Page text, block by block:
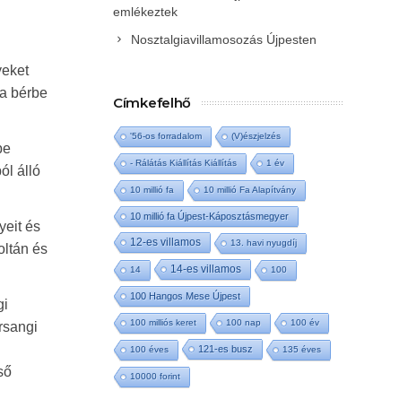
bérbe
álló
és
és
emlékeztek
Nosztalgiavillamosozás Újpesten
Címkefelhő
'56-os forradalom (V)észjelzés
- Rálátás Kiállítás Kiállítás 1 év
10 millió fa 10 millió Fa Alapítvány
10 millió fa Újpest-Káposztásmegyer
12-es villamos 13. havi nyugdíj
14 14-es villamos 100
100 Hangos Mese Újpest
100 milliós keret 100 nap 100 év
100 éves 121-es busz 135 éves
10000 forint